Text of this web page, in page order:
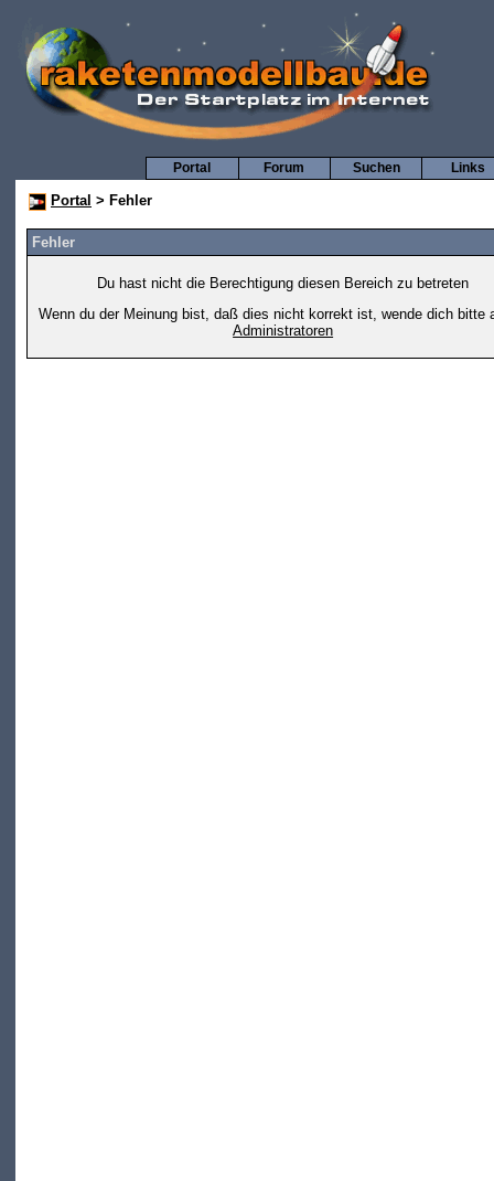
Links
Suchen
Forum
Portal
Portal > Fehler
Fehler
Du hast nicht die Berechtigung diesen Bereich zu betreten
Wenn du der Meinung bist, daß dies nicht korrekt ist, wende dich bitte
Administratoren